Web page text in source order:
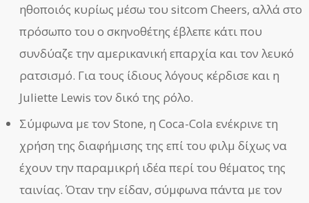
ηθοποιός κυρίως μέσω του sitcom Cheers, αλλά στο
πρόσωπο του ο σκηνοθέτης έβλεπε κάτι που
συνδύαζε την αμερικανική επαρχία και τον λευκό
ρατσισμό. Για τους ίδιους λόγους κέρδισε και η
Juliette Lewis τον δικό της ρόλο.
Σύμφωνα με τον Stone, η Coca-Cola ενέκρινε τη
χρήση της διαφήμισης της επί του φιλμ δίχως να
έχουν την παραμικρή ιδέα περί του θέματος της
ταινίας. Όταν την είδαν, σύμφωνα πάντα με τον